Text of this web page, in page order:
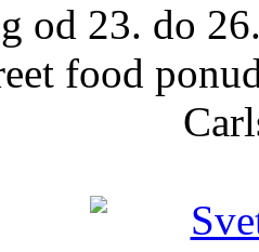
od 23. do
food